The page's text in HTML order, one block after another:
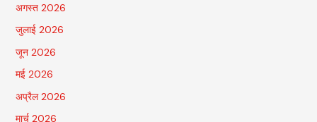
अगस्त 2026
जुलाई 2026
जून 2026
मई 2026
अप्रैल 2026
मार्च 2026